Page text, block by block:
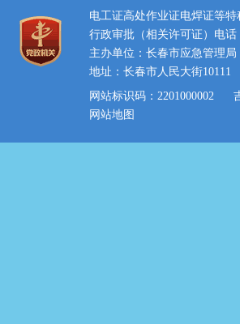
电工证高处作业证电焊证等特
行政审批（相关许可证）电话
主办单位：长春市应急管理局
地址：长春市人民大街10111
网站标识码：2201000002
网站地图